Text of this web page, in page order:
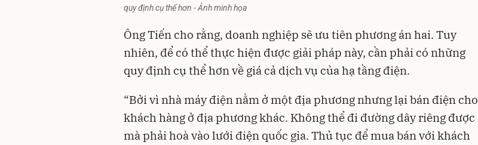
quy định cụ thể hơn - Ảnh minh họa
Ông Tiến cho rằng, doanh nghiệp sẽ ưu tiên phương án hai. Tuy
nhiên, để có thể thực hiện được giải pháp này, cần phải có những
quy định cụ thể hơn về giá cả dịch vụ của hạ tầng điện.
“Bởi vì nhà máy điện nằm ở một địa phương nhưng lại bán điện cho
khách hàng ở địa phương khác. Không thể đi đường dây riêng được
mà phải hoà vào lưới điện quốc gia. Thủ tục để mua bán với khách